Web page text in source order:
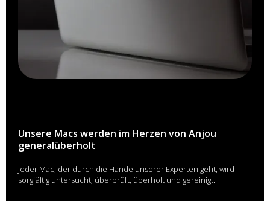
Unsere Macs werden im Herzen von Anjou
generalüberholt
Jeder Mac, der durch die Hände unserer Experten geht, wird
sorgfältig untersucht, überprüft, überholt und gereinigt.